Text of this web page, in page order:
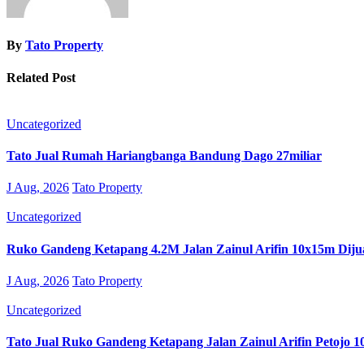
By Tato Property
Related Post
Uncategorized
Tato Jual Rumah Hariangbanga Bandung Dago 27miliar
J Aug, 2026 Tato Property
Uncategorized
Ruko Gandeng Ketapang 4.2M Jalan Zainul Arifin 10x15m
J Aug, 2026 Tato Property
Uncategorized
Tato Jual Ruko Gandeng Ketapang Jalan Zainul Arifin Petojo